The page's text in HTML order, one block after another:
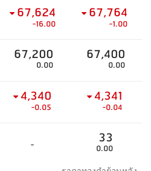
67,624
-16.00
67,764
-1.00
67,200
0.00
67,400
0.00
4,340
-0.05
4,341
-0.04
- 33
0.00